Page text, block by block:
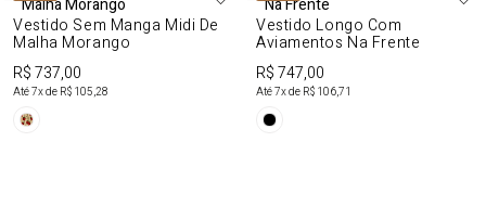
Vestido Sem Manga Midi De
Malha Morango
R$ 737,00
Até7x de R$ 105,28
Vestido Longo Com
Aviamentos Na Frente
R$ 747,00
Até7x de R$ 106,71